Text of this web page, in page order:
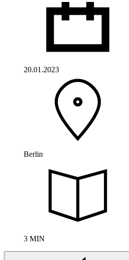
20.01.2023
Berlin
3 MIN